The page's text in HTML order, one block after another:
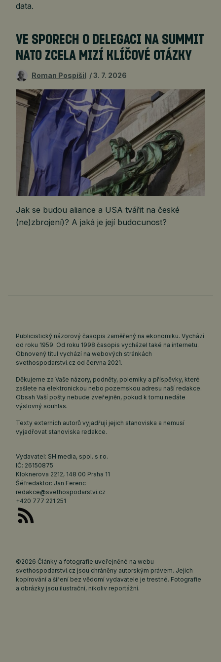
data.
VE SPORECH O DELEGACI NA SUMMIT
NATO ZCELA MIZÍ KLÍČOVÉ OTÁZKY
Roman Pospíšil 3. 7. 2026
Jak se budou aliance a USA tvářit na české
(ne)zbrojení)? A jaká je její budocunost?
Publicistický názorový časopis zaměřený na ekonomiku. Vychází
od roku 1959. Od roku 1998 časopis vycházel také na internetu.
Obnovený titul vychází na webových stránkách
svethospodarstvi.cz od června 2021.
Děkujeme za Vaše názory, podněty, polemiky a příspěvky, které
zašlete na elektronickou nebo pozemskou adresu naší redakce.
Obsah Vaší pošty nebude zveřejněn, pokud k tomu nedáte
výslovný souhlas.
Texty externích autorů vyjadřují jejich stanoviska a nemusí
vyjadřovat stanoviska redakce.
Vydavatel: SH media, spol. s r.o.
IČ: 26150875
Kloknerova 2212, 148 00 Praha 11
Šéfredaktor: Jan Ferenc
redakce@svethospodarstvi.cz
+420 777 221 251
©2026 Články a fotografie uveřejněné na webu
svethospodarstvi.cz jsou chráněny autorským právem. Jejich
kopírování a šíření bez vědomí vydavatele je trestné. Fotografie
a obrázky jsou ilustrační, nikoliv reportážní.